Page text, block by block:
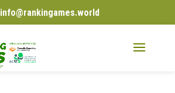
info@rankingames.world